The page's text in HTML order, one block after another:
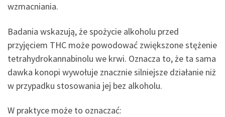
wzmacniania.
Badania wskazują, że spożycie alkoholu przed
przyjęciem THC może powodować zwiększone stężenie
tetrahydrokannabinolu we krwi. Oznacza to, że ta sama
dawka konopi wywołuje znacznie silniejsze działanie niż
w przypadku stosowania jej bez alkoholu.
W praktyce może to oznaczać: